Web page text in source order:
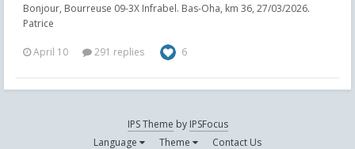
Bonjour, Bourreuse 09-3X Infrabel. Bas-Oha, km 36, 27/03/2026.
Patrice
April 10 291 replies 6
IPS Theme by IPSFocus
Language
Theme Contact Us